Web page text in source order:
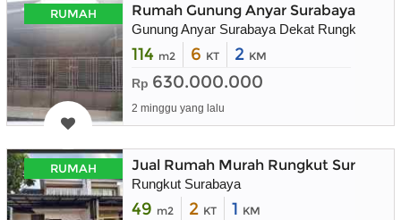
RUMAH Rumah Gunung Anyar Surabaya
Gunung Anyar Surabaya Dekat Rungkut
114 m2 6 KT 2 KM
Rp 630.000.000
2 minggu yang lalu
RUMAH Jual Rumah Murah Rungkut
Rungkut Surabaya
49 m2 2 KT 1 KM